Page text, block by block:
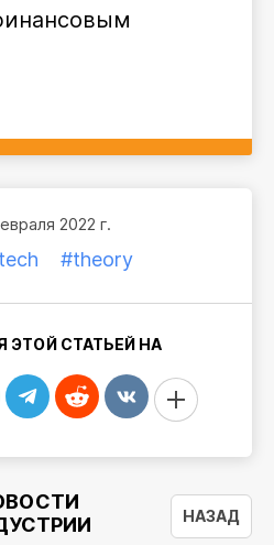
2022 г.
#theory
ЭТОЙ СТАТЬЕЙ НА
НАЗАД